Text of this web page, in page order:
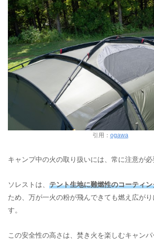
引用： ogawa
キャンプ中の火の取り扱いには、常に注意が必
ソレストは、 テント生地に難燃性のコーティ
ため、万が一火の粉が飛んできても燃え広が
す。
この安全性の高さは、焚き火を楽しむキャン